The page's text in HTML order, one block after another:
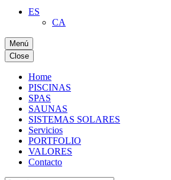
ES
CA
Menú
Close
Home
PISCINAS
SPAS
SAUNAS
SISTEMAS SOLARES
Servicios
PORTFOLIO
VALORES
Contacto